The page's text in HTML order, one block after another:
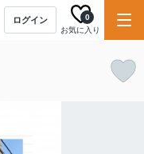
ログイン
お気に入り
0